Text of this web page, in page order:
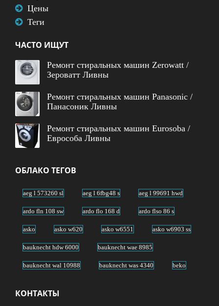
Цены
Теги
ЧАСТО ИЩУТ
Ремонт стиральных машин Zerowatt /
Зероватт Ливны
Ремонт стиральных машин Panasonic /
Панасоник Ливны
Ремонт стиральных машин Eurosoba /
Еврособа Ливны
ОБЛАКО ТЕГОВ
aeg l 573260 sl aeg l 6fbg48 s aeg l 99691 hwd
ardo fln 108 sw ardo flo 168 d ardo flso 86 s
asko asko w620 asko w6551 asko w6903 ss
bauknecht hdw 6000 bauknecht wae 8985
bauknecht wal 10988 bauknecht was 4340 beko
КОНТАКТЫ